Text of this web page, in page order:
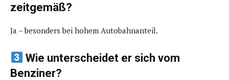
zeitgemäß?
Ja – besonders bei hohem Autobahnanteil.
Wie unterscheidet er sich vom
Benziner?